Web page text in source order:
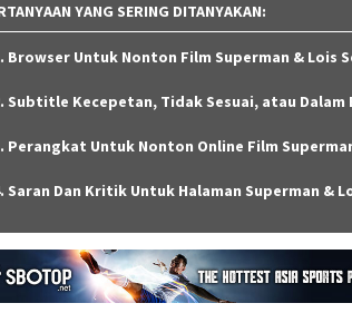
YANG SERING DITANYAKAN:
Browser Untuk Nonton Film Superman & Lois
Subtitle Kecepetan, Tidak Sesuai, atau Dalam
Perangkat Untuk Nonton Online Film
Saran Dan Kritik Untuk Halaman Superman &